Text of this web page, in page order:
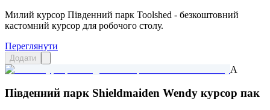
Милий курсор Південний парк Toolshed - безкоштовний
кастомний курсор для робочого столу.
Переглянути
Додати
A
Південний парк Shieldmaiden Wendy курсор пак